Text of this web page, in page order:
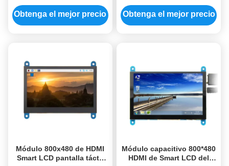
módulo del Lcd de 5
pulgadas para la
Obtenga el mejor precio
de HDMI LCD módulo de
Tft Lcd de 4,3 pulgadas
Obtenga el mejor precio
Módulo 800x480 de HDMI
Smart LCD pantalla táctil
Módulo capacitivo 800*480
HDMI de Smart LCD del